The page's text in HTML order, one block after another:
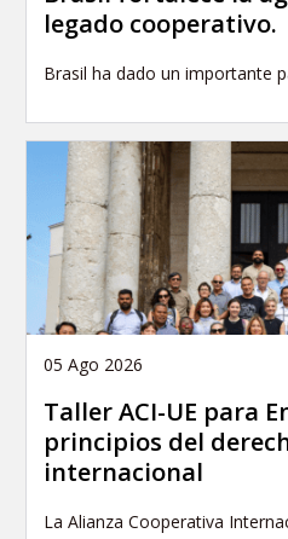
legado cooperativo.
Brasil ha dado un importante
05 Ago 2026
Taller ACI-UE para
principios del
internacional
La Alianza Cooperativa